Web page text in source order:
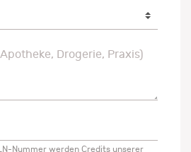
Drogerie, Praxis)
Drogerie, Praxis)
Nummer werden Credits unserer